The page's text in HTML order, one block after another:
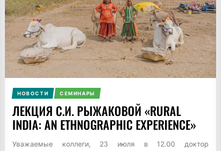
НОВОСТИ СЕМИНАРЫ
ЛЕКЦИЯ С.И. РЫЖАКОВОЙ «RURAL
INDIA: AN ETHNOGRAPHIC EXPERIENCE»
Уважаемые коллеги, 23 июля в 12.00 доктор